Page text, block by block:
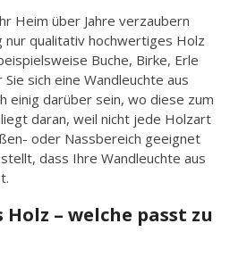
Heim über Jahre verzaubern
nur qualitativ hochwertiges Holz
Buche, Birke, Erle
sich eine Wandleuchte aus
einig darüber sein, wo diese zum
daran, weil nicht jede Holzart
oder Nassbereich geeignet
dass Ihre Wandleuchte aus
– welche passt zu